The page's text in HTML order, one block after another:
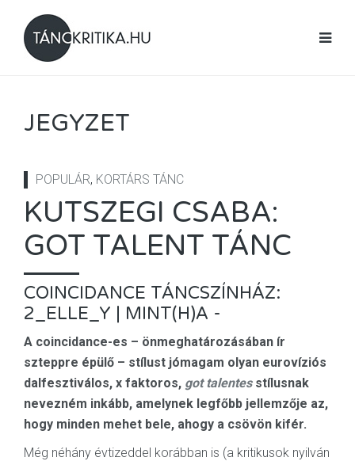
JEGYZET
POPULÁR, KORTÁRS TÁNC
KUTSZEGI CSABA:
GOT TALENT TÁNC
COINCIDANCE TÁNCSZÍNHÁZ:
2_ELLE_Y | MINT(H)A -
A coincidance-es – önmeghatározásában ír
szteppre épülő – stílust jómagam olyan eurovíziós
dalfesztiválos, x faktoros, got talentesstílusnak
nevezném inkább, amelynek legfőbb jellemzője az,
hogy minden mehet bele, ahogy a csövön kifér.
Még néhány évtizeddel korábban is (a kritikusok nyilván